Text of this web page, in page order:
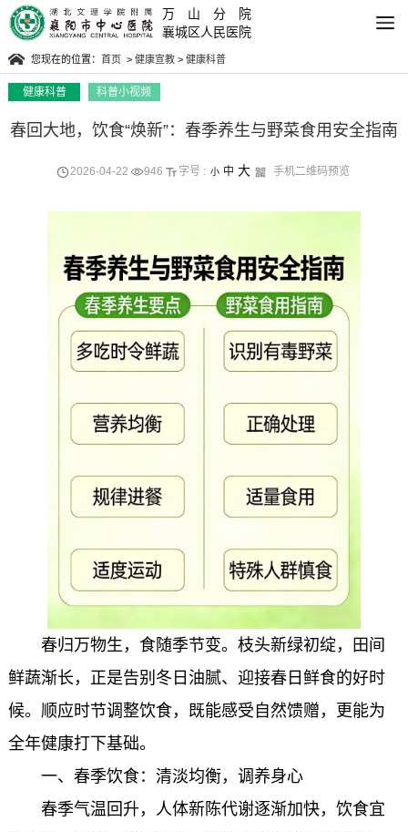
万山分院
襄城区人民医院
您现在的位置： 首页> 健康宣教> 健康科普
健康科普 科普小视频
春回大地，饮食“焕新”：春季养生与野菜食用安全指南
2026-04-22 946 字号 : 小 中 大 手机二维码预览
春归万物生，食随季节变。枝头新绿初绽，田间
鲜蔬渐长，正是告别冬日油腻、迎接春日鲜食的好时
候。顺应时节调整饮食，既能感受自然馈赠，更能为
全年健康打下基础。
一、春季饮食：清淡均衡，调养身心
春季气温回升，人体新陈代谢逐渐加快，饮食宜